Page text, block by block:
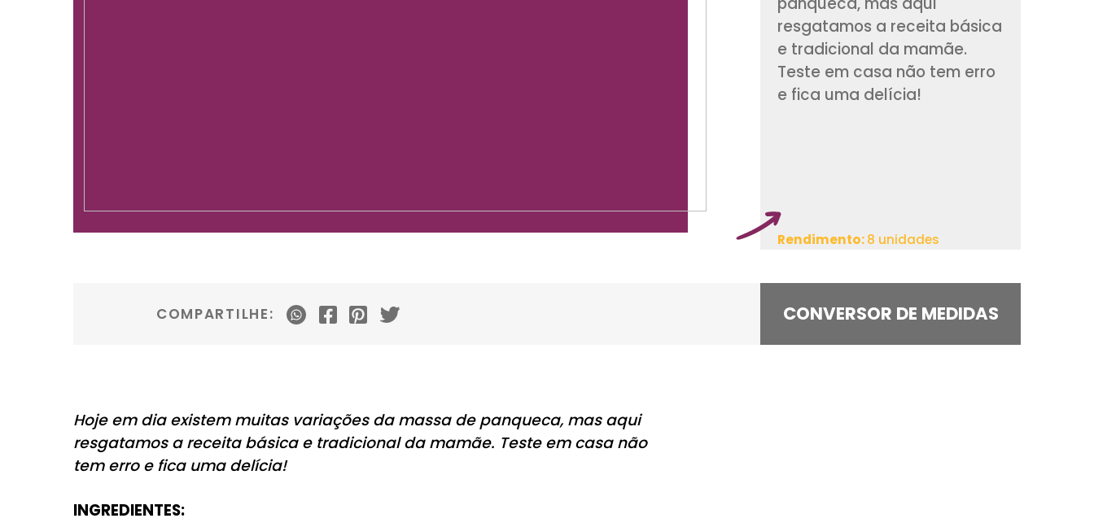
Hoje em dia
variações da
panqueca, mas
resgatamos a
Rendimento:8
COMPARTILHE: